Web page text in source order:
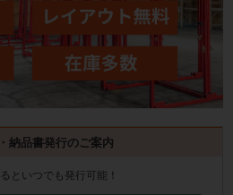
納品書発行のご案内
といつでも発行可能！